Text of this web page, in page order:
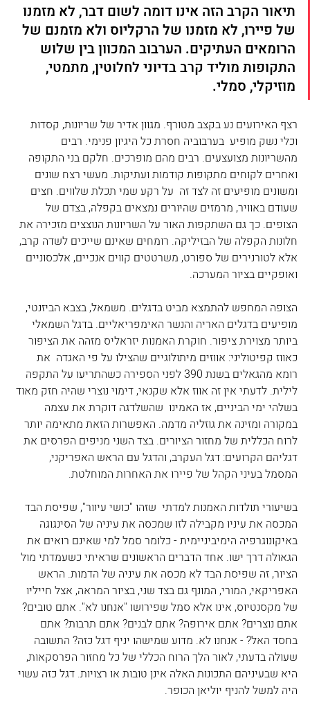
תיאור הקרב הזה אינו דומה לשום דבר, לא מזמנו
של פיירו, לא מזמנו של הרקליוס ולא מזמנם של
הרומאים העתיקים. הערבוב המכוון בין שלוש
התקופות מוליד קרב בדיוני לחלוטין, מתמטי,
מוזיקלי, סמלי.
רצף האירועים נע בקצב מטורף. מגוון אדיר של שריונות, קסדות
וכלי נשק מופיע  בערבוביה חסרת כל היגיון פנימי. רבים
מהשריונות מצועצעים. רבים מהם מופרכים. חלקם בני התקופה
ואחרים לקוחים מתקופות קודמות ועתיקות. מעשי רצח שונים
ומשונים מופיעים זה לצד זה  על רקע שמי תכלת שלווים. חצים
שעודם באוויר, מרמזים שהיורים נמצאים בקפלה, בצדם של
הצופים. כך גם השתקפות האור על השריונות הנוצצים מזכירה את
חלונות הקפלה של הבזיליקה. רומחים שאינם שייכים לשדה קרב,
אלא לטורנירים של ספורט, משרטטים קווים אנכיים, אלכסוניים
ואופקיים בציור המערכה.
הצופה המחפש להתמצא מביט בדגלים. משמאל, בצבא הביזנטי,
מופיעים בדגלים האריה והנשר האימפריאליים. בדגל השמאלי
ביותר מצוירת ציפור. חוקרת האמנות יזראליס מזהה את הציפור
כאווז קפיטוליני: אווזים מיתולוגיים שהצילו על פי האגדה  את
רומא מהגאלים בשנת 390 לפני הספירה כשהתריעו על התקפה
לילית. לדעתי אין זה אווז אלא שקנאי, דימוי נוצרי שהיה חזק מאוד
בשלהי ימי הביניים, אז האמינו  שהשלדגה דוקרת את עצמה
במקורה ומזינה את גוזליה מדמה. האפשרות הזאת מתאימה יותר
לרוח הכללית של מחזור הציורים. בצד השני מניפים הפרסים את
דגליהם הקרועים: דגל העקרב, והדגל עם הראש האפריקני,
המסמל בעיני הקהל של פיירו את האחרות המוחלטת.
בשיעורי תולדות האמנות למדתי  שזהו "כושי עיוור", שפיסת הבד
המכסה את עיניו מקבילה לזו שמכסה את עיניה של הסינגוגה
באיקונוגרפיה הימיביניימית - כלומר סמל למי שאינם רואים את
הגאולה דרך ישו. אחד הדברים הראשונים שראיתי כשעמדתי מול
הציור, זה שפיסת הבד לא מכסה את עיניה של הדמות. הראש
האפריקאי, המורי, המונף גם בצד שני, בציור המראה, אצל חייליו
של מקסנטיוס, אינו אלא סמל שפירושו "אנחנו לא". אתם טובים?
אתם נוצרים? אתם אירופה? אתם לבנים? אתם תרבות? אתם
בחסד האל? - אנחנו לא. מדוע שמישהו יניף דגל כזה? התשובה
שעולה בדעתי, לאור הלך הרוח הכללי של כל מחזור הפרסקאות,
היא שבעיניהם התכונות האלה אינן טובות או רצויות. דגל כזה עשוי
היה למשל להניף יוליאן הכופר.